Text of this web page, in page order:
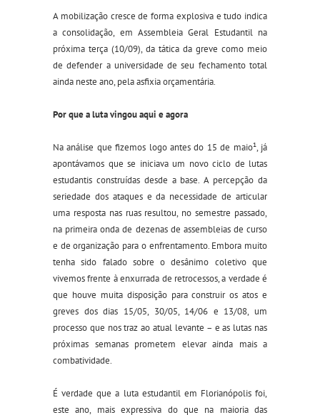
A mobilização cresce de forma explosiva e tudo indica
a consolidação, em Assembleia Geral Estudantil na
próxima terça (10/09), da tática da greve como meio
de defender a universidade de seu fechamento total
ainda neste ano, pela asfixia orçamentária.
Por que a luta vingou aqui e agora
Na análise que fizemos logo antes do 15 de maio¹, já
apontávamos que se iniciava um novo ciclo de lutas
estudantis construídas desde a base. A percepção da
seriedade dos ataques e da necessidade de articular
uma resposta nas ruas resultou, no semestre passado,
na primeira onda de dezenas de assembleias de curso
e de organização para o enfrentamento. Embora muito
tenha sido falado sobre o desânimo coletivo que
vivemos frente à enxurrada de retrocessos, a verdade é
que houve muita disposição para construir os atos e
greves dos dias 15/05, 30/05, 14/06 e 13/08, um
processo que nos traz ao atual levante – e as lutas nas
próximas semanas prometem elevar ainda mais a
combatividade.
É verdade que a luta estudantil em Florianópolis foi,
este ano, mais expressiva do que na maioria das